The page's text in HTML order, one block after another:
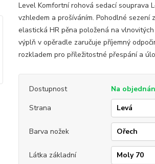
Level Komfortní rohová sedací souprava
vzhledem a prošíváním. Pohodlné sezení
elastická HR pěna položená na
výplň v opěradle zaručuje příjemný
rozkladem pro příležitostné přespání a
Dostupnost
Na
Strana
Barva nožek
Látka základní